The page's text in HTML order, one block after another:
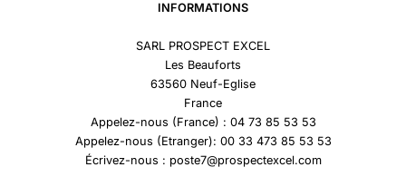
INFORMATIONS
SARL PROSPECT EXCEL
Les Beauforts
63560 Neuf-Eglise
France
Appelez-nous (France) : 04 73 85 53 53
Appelez-nous (Etranger): 00 33 473 85 53 53
Écrivez-nous : poste7@prospectexcel.com